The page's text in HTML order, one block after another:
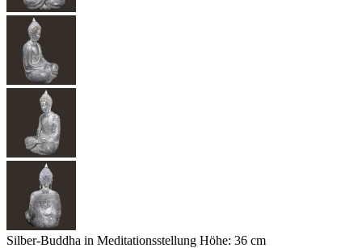
Silber-Buddha in Meditationsstellung Höhe: 36 cm